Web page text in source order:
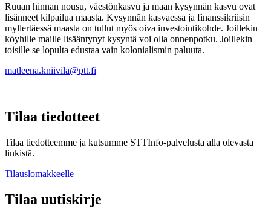
Ruuan hinnan nousu, väestönkasvu ja maan kysynnän kasvu ovat
lisänneet kilpailua maasta. Kysynnän kasvaessa ja finanssikriisin
myllertäessä maasta on tullut myös oiva investointikohde. Joillekin
köyhille maille lisääntynyt kysyntä voi olla onnenpotku. Joillekin
toisille se lopulta edustaa vain kolonialismin paluuta.
matleena.kniivila@ptt.fi
Tilaa tiedotteet
Tilaa tiedotteemme ja kutsumme STTInfo-palvelusta alla olevasta
linkistä.
Tilauslomakkeelle
Tilaa uutiskirje